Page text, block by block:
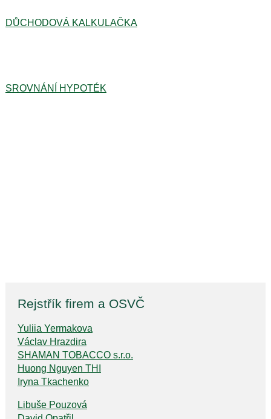
DŮCHODOVÁ KALKULAČKA
SROVNÁNÍ HYPOTÉK
Rejstřík firem a OSVČ
Yuliia Yermakova
Václav Hrazdira
SHAMAN TOBACCO s.r.o.
Huong Nguyen THI
Iryna Tkachenko
Libuše Pouzová